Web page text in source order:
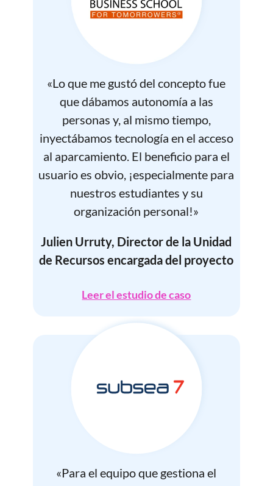
«Lo que me gustó del concepto fue
que dábamos autonomía a las
personas y, al mismo tiempo,
inyectábamos tecnología en el acceso
al aparcamiento. El beneficio para el
usuario es obvio, ¡especialmente para
nuestros estudiantes y su
organización personal!»
Julien Urruty, Director de la Unidad
de Recursos encargada del proyecto
Leer el estudio de caso
«Para el equipo que gestiona el